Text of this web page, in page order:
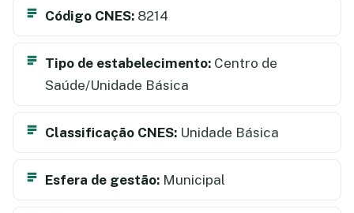
Código CNES: 8214
Tipo de estabelecimento: Centro de
Saúde/Unidade Básica
Classificação CNES: Unidade Básica
Esfera de gestão: Municipal